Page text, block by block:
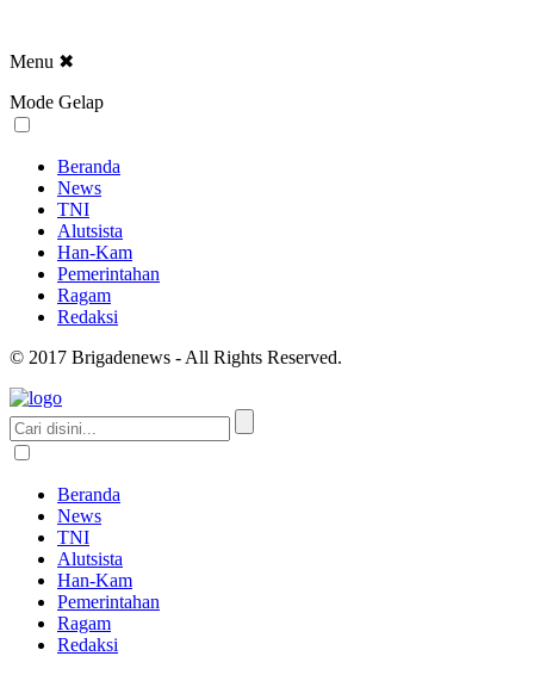
Menu ✖
Mode Gelap
Beranda
News
TNI
Alutsista
Han-Kam
Pemerintahan
Ragam
Redaksi
© 2017 Brigadenews - All Rights Reserved.
Beranda
News
TNI
Alutsista
Han-Kam
Pemerintahan
Ragam
Redaksi